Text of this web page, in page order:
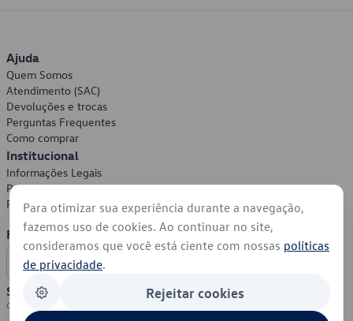
Ajuda
Quem Somos
Atendimento (SAC)
Devoluções e trocas
Perguntas Frequentes
Como comprar
Institucional
Informações Legais
Política de Privacidade
Política de Cookies
Formas de Pagamento
Segurança
Para otimizar sua experiência durante a navegação,
fazemos uso de cookies. Ao continuar no site,
consideramos que você está ciente com nossas políticas
de privacidade.
Rejeitar cookies